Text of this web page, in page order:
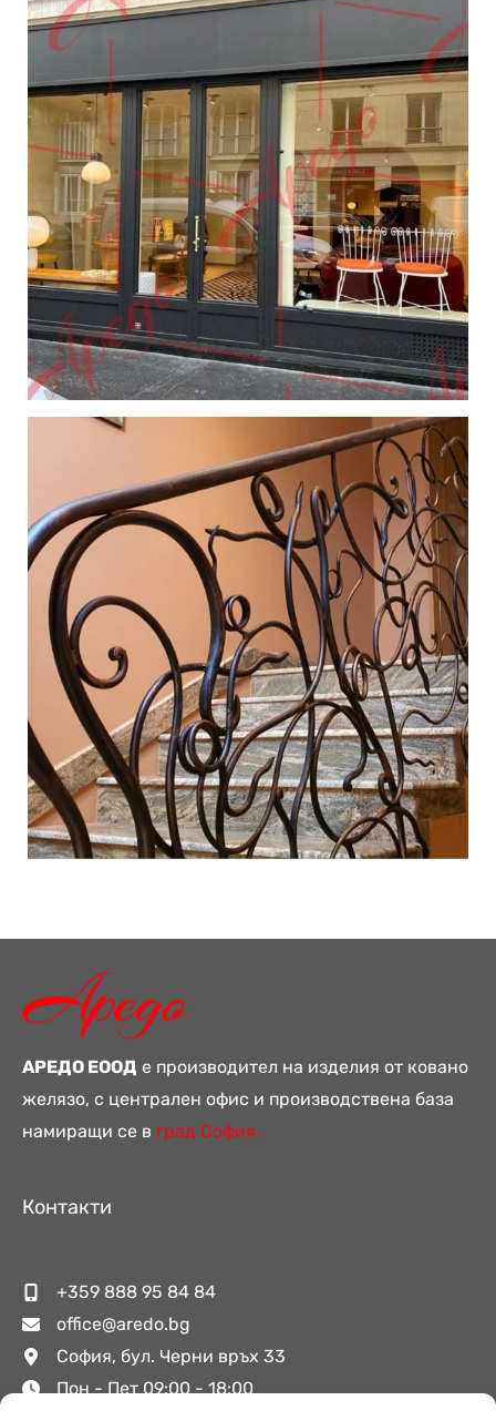
АРЕДО ЕООД е производител на изделия от ковано
желязо, с централен офис и производствена база
намиращи се в град София.
Контакти
+359 888 95 84 84
office@aredo.bg
София, бул. Черни връх 33
Пон - Пет 09:00 - 18:00